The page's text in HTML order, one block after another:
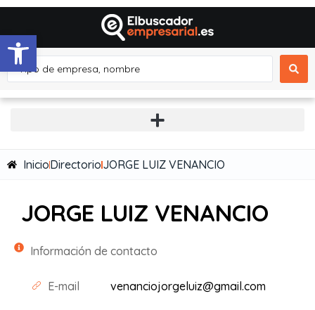
Abrir barra de herramientas
InicioDirectorioJORGE LUIZ VENANCIO
JORGE LUIZ VENANCIO
Información de contacto
E-mail venanciojorgeluiz@gmail.com